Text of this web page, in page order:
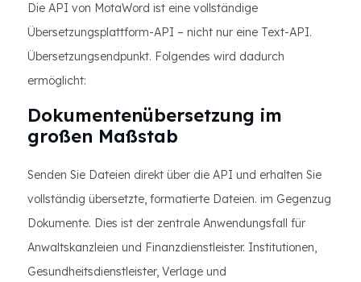
Die API von MotaWord ist eine vollständige
Übersetzungsplattform-API – nicht nur eine Text-API.
Übersetzungsendpunkt. Folgendes wird dadurch
ermöglicht:
Dokumentenübersetzung im
großen Maßstab
Senden Sie Dateien direkt über die API und erhalten Sie
vollständig übersetzte, formatierte Dateien. im Gegenzug
Dokumente. Dies ist der zentrale Anwendungsfall für
Anwaltskanzleien und Finanzdienstleister. Institutionen,
Gesundheitsdienstleister, Verlage und